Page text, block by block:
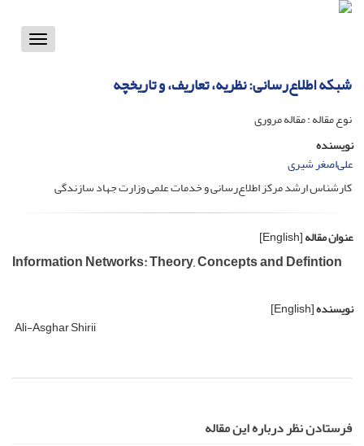
Toggle
شبکه اطلاع‌رسانی: نظریه، تعاریف، و تاریخچه
نوع مقاله : مقاله مروری
نویسنده
علی‌اصغر شیری
کارشناس ارشد مرکز اطلاع‌رسانی و خدمات علمی وزارت جهاد سازندگی
عنوان مقاله[English]
Information Networks: Theory, Concepts and Defintion
نویسنده[English]
Ali-Asghar Shirii
فرستادن نظر درباره این مقاله